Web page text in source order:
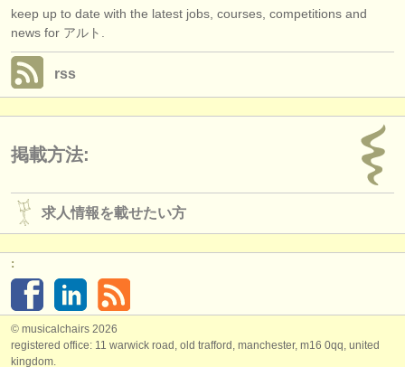
keep up to date with the latest jobs, courses, competitions and
news for アルト.
rss
掲載方法:
求人情報を載せたい方
:
© musicalchairs 2026
registered office: 11 warwick road, old trafford, manchester, m16 0qq, united
kingdom.